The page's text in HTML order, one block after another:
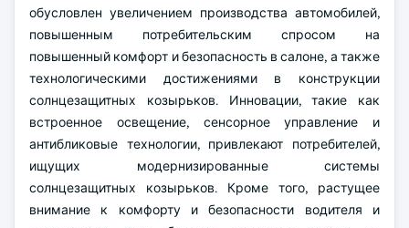
обусловлен увеличением производства автомобилей,
повышенным потребительским спросом на
повышенный комфорт и безопасность в салоне, а также
технологическими достижениями в конструкции
солнцезащитных козырьков. Инновации, такие как
встроенное освещение, сенсорное управление и
антибликовые технологии, привлекают потребителей,
ищущих модернизированные системы
солнцезащитных козырьков. Кроме того, растущее
внимание к комфорту и безопасности водителя и